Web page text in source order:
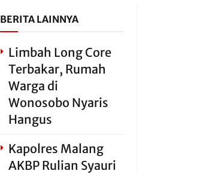
BERITA LAINNYA
Limbah Long Core
Terbakar, Rumah
Warga di
Wonosobo Nyaris
Hangus
Kapolres Malang
AKBP Rulian Syauri